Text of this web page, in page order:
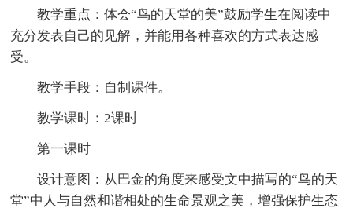
教学重点：体会“鸟的天堂的美”鼓励学生在阅读中
充分发表自己的见解，并能用各种喜欢的方式表达感
受。
教学手段：自制课件。
教学课时：2课时
第一课时
设计意图：从巴金的角度来感受文中描写的“鸟的天
堂”中人与自然和谐相处的生命景观之美，增强保护生态